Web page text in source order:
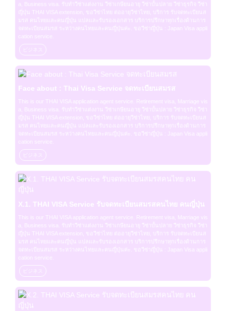
a, Business visa. รับทำวีซ่าแต่งงาน วีซ่าเกษียนอายุ วีซ่าบั้นปลาย วีซ่าธุรกิจ วีซ่า
ญี่ปุ่น THAI VISA extension, ขอวีซ่าไทย ต่ออายุวีซ่าไทย, บริการ รับจดทะเบียนส
มรส คนไทยและคนญี่ปุ่น แปลและรับรองเอกสาร บริการปรึกษาทุกเรื่องด้านการ
จดทะเบียนสมรส ระหว่างคนไทยและคนญี่ปุ่นค่ะ. ขอวีซ่าญี่ปุ่น : Japan Visa appli
cation service.
ビジネス
Face about : Thai Visa Service จดทะเบียนสมรส
This is our THAI VISA application agent service. Retirement visa, Marriage vis
a, Business visa. รับทำวีซ่าแต่งงาน วีซ่าเกษียนอายุ วีซ่าบั้นปลาย วีซ่าธุรกิจ วีซ่า
ญี่ปุ่น THAI VISA extension, ขอวีซ่าไทย ต่ออายุวีซ่าไทย, บริการ รับจดทะเบียนส
มรส คนไทยและคนญี่ปุ่น แปลและรับรองเอกสาร บริการปรึกษาทุกเรื่องด้านการ
จดทะเบียนสมรส ระหว่างคนไทยและคนญี่ปุ่นค่ะ. ขอวีซ่าญี่ปุ่น : Japan Visa appli
cation service.
ビジネス
X.1. THAI VISA Service รับจดทะเบียนสมรสคนไทย คนญี่ปุ่น
This is our THAI VISA application agent service. Retirement visa, Marriage vis
a, Business visa. รับทำวีซ่าแต่งงาน วีซ่าเกษียนอายุ วีซ่าบั้นปลาย วีซ่าธุรกิจ วีซ่า
ญี่ปุ่น THAI VISA extension, ขอวีซ่าไทย ต่ออายุวีซ่าไทย, บริการ รับจดทะเบียนส
มรส คนไทยและคนญี่ปุ่น แปลและรับรองเอกสาร บริการปรึกษาทุกเรื่องด้านการ
จดทะเบียนสมรส ระหว่างคนไทยและคนญี่ปุ่นค่ะ. ขอวีซ่าญี่ปุ่น : Japan Visa appli
cation service.
ビジネス